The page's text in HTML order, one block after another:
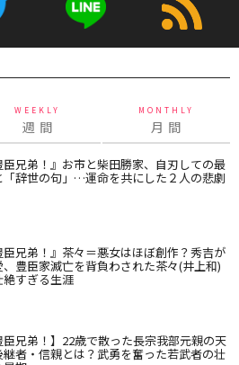
WEEKLY
週 間
MONTHLY
月 間
臣兄弟！』お市と柴田勝家、自刃しての最
「辞世の句」…運命を共にした２人の悲劇
臣兄弟！』茶々＝悪女はほぼ創作？秀吉が
、豊臣家滅亡を背負わされた茶々(井上和)
絶すぎる生涯
臣兄弟！】22歳で散った長宗我部元親の天
継者・信親とは？武勇を奮った若武者の壮